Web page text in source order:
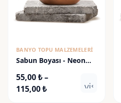
BANYO TOPU MALZEMELERI
Sabun Boyası - Neon
55,00₺–
115,00₺Fiyat
visibility